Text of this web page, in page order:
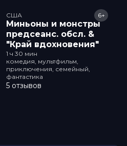
США
Миньоны и монстры
прeдсeанc. обсл. &
"Край вдохновения"
6+
1 ч 30 мин
комедия, мультфильм,
приключения, семейный,
фантастика
5 отзывов